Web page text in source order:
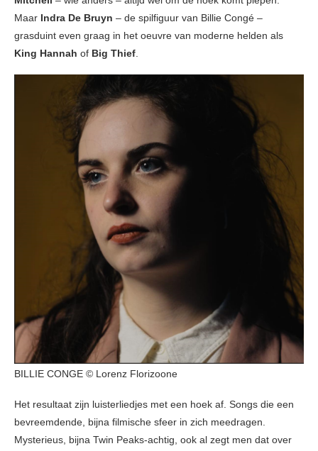
Maar Indra De Bruyn – de spilfiguur van Billie Congé –
grasduint even graag in het oeuvre van moderne helden als
King Hannah of Big Thief.
BILLIE CONGE © Lorenz Florizoone
Het resultaat zijn luisterliedjes met een hoek af. Songs die een
bevreemdende, bijna filmische sfeer in zich meedragen.
Mysterieus, bijna Twin Peaks-achtig, ook al zegt men dat over